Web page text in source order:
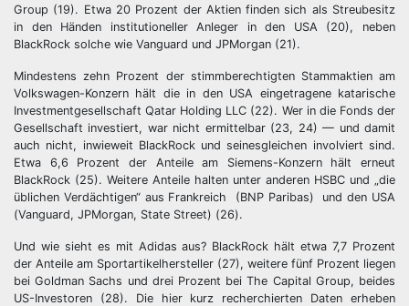
Group (19). Etwa 20 Prozent der Aktien finden sich als Streubesitz
in den Händen institutioneller Anleger in den USA (20), neben
BlackRock solche wie Vanguard und JPMorgan (21).
Mindestens zehn Prozent der stimmberechtigten Stammaktien am
Volkswagen-Konzern hält die in den USA eingetragene katarische
Investmentgesellschaft Qatar Holding LLC (22). Wer in die Fonds der
Gesellschaft investiert, war nicht ermittelbar (23, 24) — und damit
auch nicht, inwieweit BlackRock und seinesgleichen involviert sind.
Etwa 6,6 Prozent der Anteile am Siemens-Konzern hält erneut
BlackRock (25). Weitere Anteile halten unter anderen HSBC und „die
üblichen Verdächtigen“ aus Frankreich (BNP Paribas) und den USA
(Vanguard, JPMorgan, State Street) (26).
Und wie sieht es mit Adidas aus? BlackRock hält etwa 7,7 Prozent
der Anteile am Sportartikelhersteller (27), weitere fünf Prozent liegen
bei Goldman Sachs und drei Prozent bei The Capital Group, beides
US-Investoren (28). Die hier kurz recherchierten Daten erheben